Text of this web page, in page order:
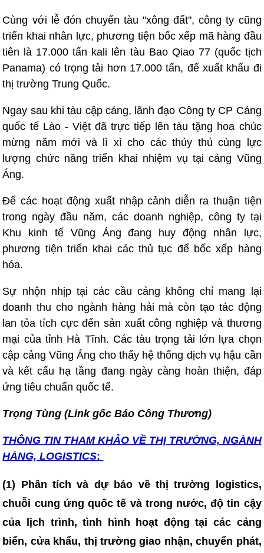
Cùng với lễ đón chuyến tàu "xông đất", công ty cũng
triển khai nhân lực, phương tiện bốc xếp mã hàng đầu
tiên là 17.000 tấn kali lên tàu Bao Qiao 77 (quốc tịch
Panama) có trọng tải hơn 17.000 tấn, để xuất khẩu đi
thị trường Trung Quốc.
Ngay sau khi tàu cập cảng, lãnh đạo Công ty CP Cảng
quốc tế Lào - Việt đã trực tiếp lên tàu tặng hoa chúc
mừng năm mới và lì xì cho các thủy thủ cùng lực
lượng chức năng triển khai nhiệm vụ tại cảng Vũng
Áng.
Để các hoạt động xuất nhập cảnh diễn ra thuận tiện
trong ngày đầu năm, các doanh nghiệp, công ty tại
Khu kinh tế Vũng Áng đang huy động nhân lực,
phương tiện triển khai các thủ tục để bốc xếp hàng
hóa.
Sự nhộn nhịp tại các cầu cảng không chỉ mang lại
doanh thu cho ngành hàng hải mà còn tạo tác động
lan tỏa tích cực đến sản xuất công nghiệp và thương
mại của tỉnh Hà Tĩnh. Các tàu trọng tải lớn lựa chọn
cập cảng Vũng Áng cho thấy hệ thống dịch vụ hậu cần
và kết cấu hạ tầng đang ngày càng hoàn thiện, đáp
ứng tiêu chuẩn quốc tế.
Trọng Tùng (Link gốc Báo Công Thương)
THÔNG TIN THAM KHẢO VỀ THỊ TRƯỜNG, NGÀNH
HÀNG, LOGISTICS:
(1) Phân tích và dự báo về thị trường logistics,
chuỗi cung ứng quốc tế và trong nước, độ tin cậy
của lịch trình, tình hình hoạt động tại các cảng
biển, cửa khẩu, thị trường giao nhận, chuyển phát,